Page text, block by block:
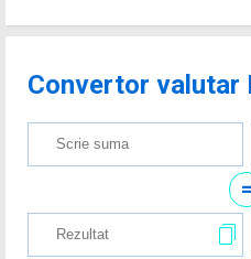
Convertor valutar
=